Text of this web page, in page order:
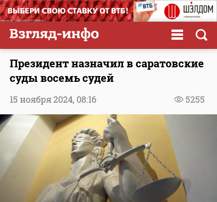
Президент назначил в саратовские
суды восемь судей
5255
15 ноября 2024, 08:16